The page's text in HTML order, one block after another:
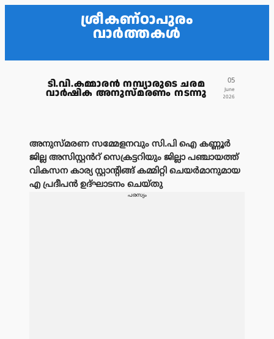
ശ്രീകണ്ഠാപുരം
വാർത്തകൾ
ടി.വി.കമ്മാരൻ നമ്പ്യാരുടെ ചരമ
വാർഷിക അനുസ്മരണം നടന്നു
05
June
2026
അനുസ്മരണ സമ്മേളനവും സി.പി ഐ കണ്ണൂർ
ജില്ല അസിസ്റ്റൻറ് സെക്രട്ടറിയും ജില്ലാ പഞ്ചായത്ത്
വികസന കാര്യ സ്റ്റാൻ്റിങ്ങ് കമ്മിറ്റി ചെയർമാനുമായ
എ പ്രദീപൻ ഉദ്ഘാടനം ചെയ്തു
പരസ്യം